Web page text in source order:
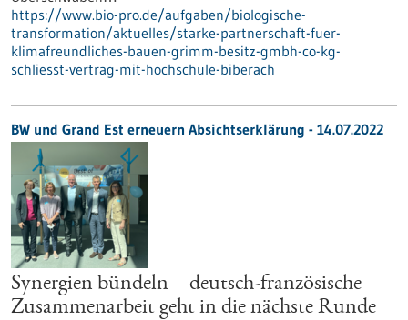
https://www.bio-pro.de/aufgaben/biologische-
transformation/aktuelles/starke-partnerschaft-fuer-
klimafreundliches-bauen-grimm-besitz-gmbh-co-kg-
schliesst-vertrag-mit-hochschule-biberach
BW und Grand Est erneuern Absichtserklärung - 14.07.2022
Synergien bündeln – deutsch-französische
Zusammenarbeit geht in die nächste Runde